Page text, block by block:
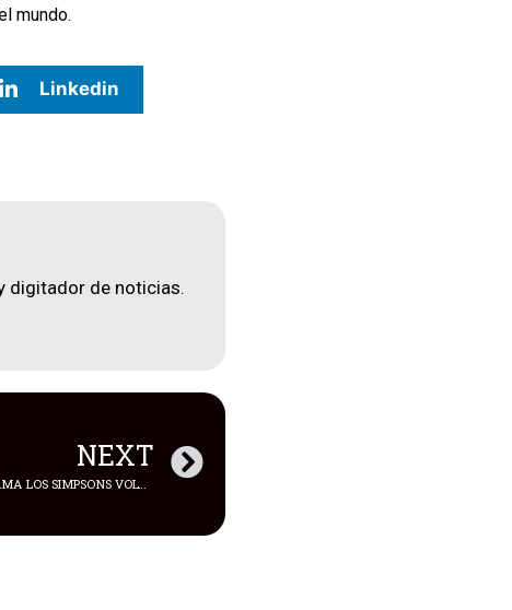
mundo.
Linkedin
digitador de noticias.
NEXT
UNA “PREDICCIÓN” DEL PROGRAMA LOS SIMPSONS VOLVIÓ A CONVERTIRSE EN REALIDAD. LA ORQUESTA SINFÓNICA DE LONDRES REALIZA UN CONCIERTO CON LA BANDA DE HIP HOP, CYPRESS HILL,